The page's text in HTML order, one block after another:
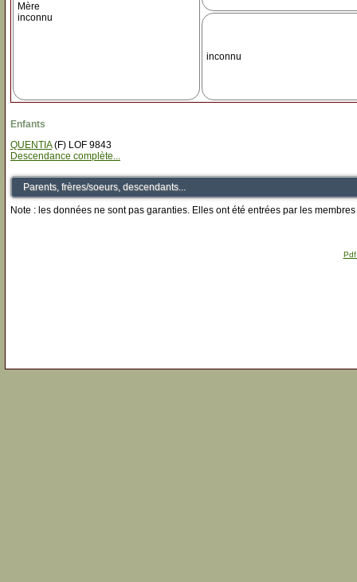
Mère
inconnu
inconnu
Enfants
QUENTIA(F) LOF 9843
Descendance complète...
Parents, frères/soeurs, descendants...
Note : les données ne sont pas garanties. Elles ont été entrées par les